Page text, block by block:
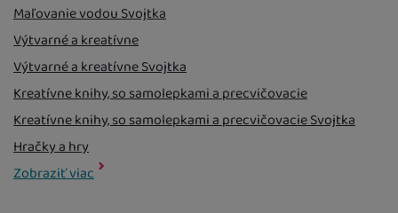
Maľovanie vodou Svojtka
Výtvarné a kreatívne
Výtvarné a kreatívne Svojtka
Kreatívne knihy, so samolepkami a precvičovacie
Kreatívne knihy, so samolepkami a precvičovacie Svojtka
Hračky a hry
Hračky a hry Svojtka
Knihy pre deti a leporela
Knihy pre deti a leporela Svojtka
Zobraziť viac